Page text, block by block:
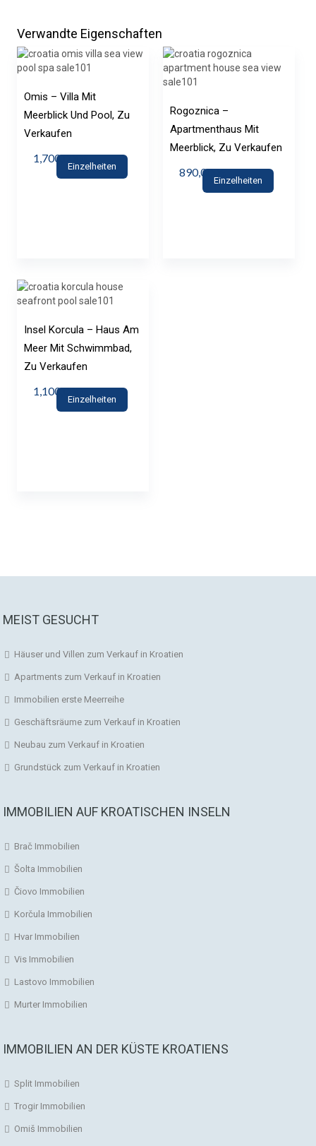
Verwandte Eigenschaften
Omis – Villa Mit
Meerblick Und Pool, Zu
Verkaufen
1,700,000€
Einzelheiten
Rogoznica –
Apartmenthaus Mit
Meerblick, Zu Verkaufen
890,000€
Einzelheiten
Insel Korcula – Haus Am
Meer Mit Schwimmbad,
Zu Verkaufen
1,100,000€
Einzelheiten
MEIST GESUCHT
Häuser und Villen zum Verkauf in Kroatien
Apartments zum Verkauf in Kroatien
Immobilien erste Meerreihe
Geschäftsräume zum Verkauf in Kroatien
Neubau zum Verkauf in Kroatien
Grundstück zum Verkauf in Kroatien
IMMOBILIEN AUF KROATISCHEN INSELN
Brač Immobilien
Šolta Immobilien
Čiovo Immobilien
Korčula Immobilien
Hvar Immobilien
Vis Immobilien
Lastovo Immobilien
Murter Immobilien
IMMOBILIEN AN DER KÜSTE KROATIENS
Split Immobilien
Trogir Immobilien
Omiš Immobilien